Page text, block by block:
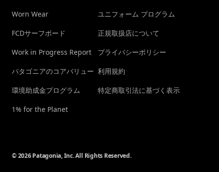
Worn Wear
FCDサーフボード
Work in Progress Report
パタゴニアのコアバリュー
環境助成金プログラム
1% for the Planet
ユニフォーム プログラム
正規取扱店について
プライバシーポリシー
利用規約
特定商取引法に基づく表示
© 2026 Patagonia, Inc. All Rights Reserved.